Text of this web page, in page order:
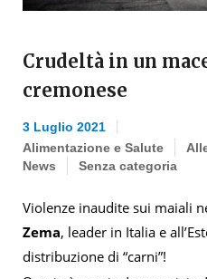
Crudeltà in un
cremonese
3 Luglio 2021
Alimentazione e Salute
News
Senza categoria
Violenze inaudite sui maiali
Zema, leader in Italia e
distribuzione di “carni”!